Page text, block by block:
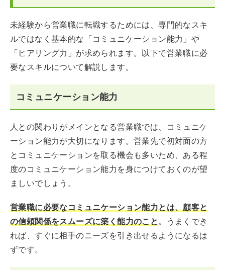
未経験から営業職に転職するためには、専門的なスキ
ルではなく基本的な「コミュニケーション能力」や
「ヒアリング力」が求められます。以下で営業職に必
要なスキルについて解説します。
コミュニケーション能力
人との関わりがメインとなる営業職では、コミュニケ
ーション能力が大切になります。営業先で初対面の方
とコミュニケーションを取る機会も多いため、ある程
度のコミュニケーション能力を身につけておくのが望
ましいでしょう。
営業職に必要なコミュニケーション能力とは、顧客と
の信頼関係をスムーズに築く能力のこと。うまくでき
れば、すぐに相手のニーズを引き出せるようになるは
ずです。